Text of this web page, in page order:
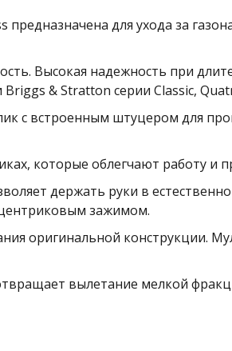
предназначена для ухода за
Высокая надежность при
& Stratton серии Classic,
с встроенным штуцером для
которые облегчают работу и
держать руки в
зажимом.
оригинальной конструкции.
вылетание мелкой